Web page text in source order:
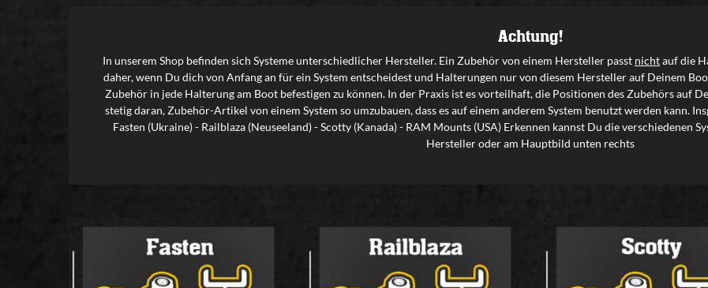
Achtung!
In unserem Shop befinden sich Systeme unterschiedlicher Hersteller. Ein Zubehör von einem Hersteller passt nichtauf die
daher, wenn Du dich von Anfang an für ein System entscheidest und Halterungen nur von diesem Hersteller auf Deinem
Zubehör in jede Halterung am Boot befestigen zu können. In der Praxis ist es vorteilhaft, die Positionen des Zubehörs auf
stetig daran, Zubehör-Artikel von einem System so umzubauen, dass es auf einem anderem System benutzt werden kann.
Fasten (Ukraine) - Railblaza (Neuseeland) - Scotty (Kanada) - RAM Mounts (USA) Erkennen kannst Du die verschiedenen
Hersteller oder am Hauptbild unten rechts